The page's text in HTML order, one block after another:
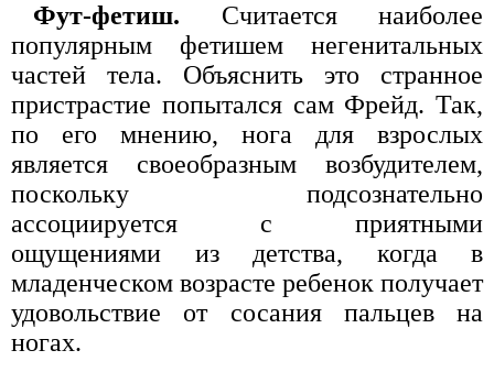
Фут-фетиш. Считается наиболее
популярным фетишем негенитальных
частей тела. Объяснить это странное
пристрастие попытался сам Фрейд. Так,
по его мнению, нога для взрослых
является своеобразным возбудителем,
поскольку подсознательно
ассоциируется с приятными
ощущениями из детства, когда в
младенческом возрасте ребенок получает
удовольствие от сосания пальцев на
ногах.